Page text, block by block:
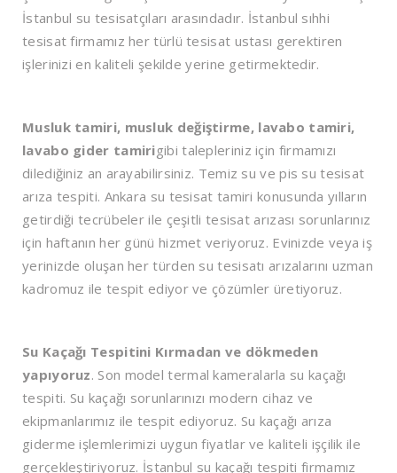
İstanbul su tesisatçıları arasındadır. İstanbul sıhhi
tesisat firmamız her türlü tesisat ustası gerektiren
işlerinizi en kaliteli şekilde yerine getirmektedir.
Musluk tamiri, musluk değiştirme, lavabo tamiri,
lavabo gider tamirigibi talepleriniz için firmamızı
dilediğiniz an arayabilirsiniz. Temiz su ve pis su tesisat
arıza tespiti. Ankara su tesisat tamiri konusunda yılların
getirdiği tecrübeler ile çeşitli tesisat arızası sorunlarınız
için haftanın her günü hizmet veriyoruz. Evinizde veya iş
yerinizde oluşan her türden su tesisatı arızalarını uzman
kadromuz ile tespit ediyor ve çözümler üretiyoruz.
Su Kaçağı Tespitini Kırmadan ve dökmeden
yapıyoruz. Son model termal kameralarla su kaçağı
tespiti. Su kaçağı sorunlarınızı modern cihaz ve
ekipmanlarımız ile tespit ediyoruz. Su kaçağı arıza
giderme işlemlerimizi uygun fiyatlar ve kaliteli işçilik ile
gerçekleştiriyoruz. İstanbul su kaçağı tespiti firmamız